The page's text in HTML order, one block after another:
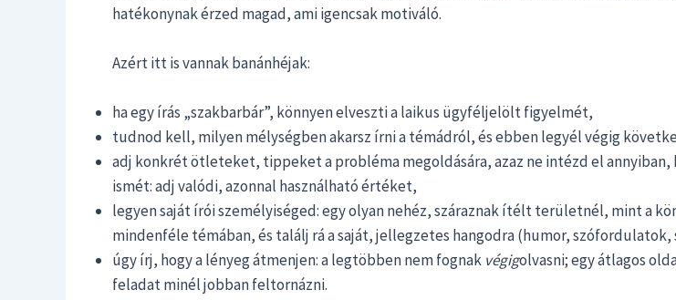
hatékonynak érzed magad, ami igencsak motiváló.
Azért itt is vannak banánhéjak:
ha egy írás „szakbarbár”, könnyen elveszti a laikus ügyféljelölt figyelmét,
tudnod kell, milyen mélységben akarsz írni a témádról, és ebben legyél végig
adj konkrét ötleteket, tippeket a probléma megoldására, azaz ne intézd el
ismét: adj valódi, azonnal használható értéket,
legyen saját írói személyiséged: egy olyan nehéz, száraznak ítélt területnél, mint a
mindenféle témában, és találj rá a saját, jellegzetes hangodra (humor,
úgy írj, hogy a lényeg átmenjen: a legtöbben nem fognak végigolvasni; egy átlagos
feladat minél jobban feltornázni.